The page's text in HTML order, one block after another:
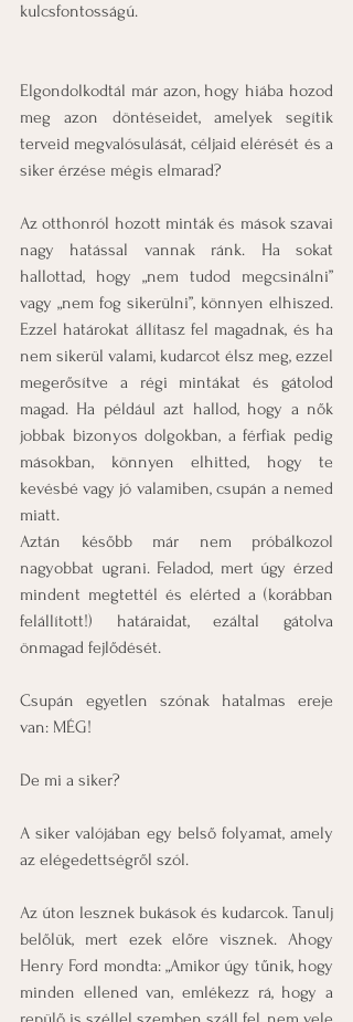
kulcsfontosságú.
Elgondolkodtál már azon, hogy hiába hozod
meg azon döntéseidet, amelyek segítik
terveid megvalósulását, céljaid elérését és a
siker érzése mégis elmarad?
Az otthonról hozott minták és mások szavai
nagy hatással vannak ránk. Ha sokat
hallottad, hogy „nem tudod megcsinálni”
vagy „nem fog sikerülni”, könnyen elhiszed.
Ezzel határokat állítasz fel magadnak, és ha
nem sikerül valami, kudarcot élsz meg, ezzel
megerősítve a régi mintákat és gátolod
magad. Ha például azt hallod, hogy a nők
jobbak bizonyos dolgokban, a férfiak pedig
másokban, könnyen elhitted, hogy te
kevésbé vagy jó valamiben, csupán a nemed
miatt.
Aztán később már nem próbálkozol
nagyobbat ugrani. Feladod, mert úgy érzed
mindent megtettél és elérted a (korábban
felállított!) határaidat, ezáltal gátolva
önmagad fejlődését.
Csupán egyetlen szónak hatalmas ereje
van: MÉG!
De mi a siker?
A siker valójában egy belső folyamat, amely
az elégedettségről szól.
Az úton lesznek bukások és kudarcok. Tanulj
belőlük, mert ezek előre visznek. Ahogy
Henry Ford mondta: „Amikor úgy tűnik, hogy
minden ellened van, emlékezz rá, hogy a